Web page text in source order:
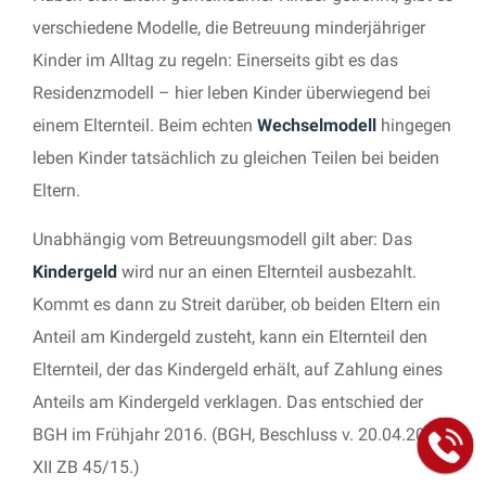
verschiedene Modelle, die Betreuung minderjähriger
Kinder im Alltag zu regeln: Einerseits gibt es das
Residenzmodell – hier leben Kinder überwiegend bei
einem Elternteil. Beim echten Wechselmodell hingegen
leben Kinder tatsächlich zu gleichen Teilen bei beiden
Eltern.
Unabhängig vom Betreuungsmodell gilt aber: Das
Kindergeld wird nur an einen Elternteil ausbezahlt.
Kommt es dann zu Streit darüber, ob beiden Eltern ein
Anteil am Kindergeld zusteht, kann ein Elternteil den
Elternteil, der das Kindergeld erhält, auf Zahlung eines
Anteils am Kindergeld verklagen. Das entschied der
BGH im Frühjahr 2016. (BGH, Beschluss v. 20.04.2016,
XII ZB 45/15.)